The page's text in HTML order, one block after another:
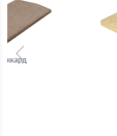
Предыдущий